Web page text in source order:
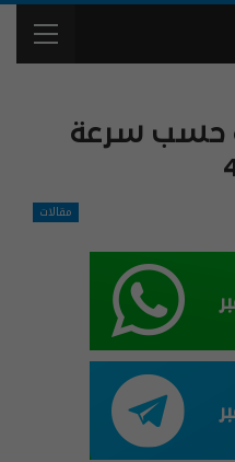
حسب سرعة
مقالات